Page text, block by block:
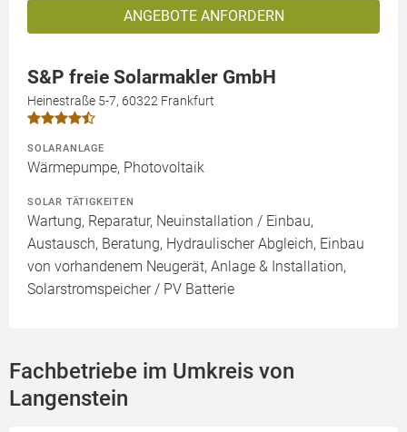
ANGEBOTE ANFORDERN
S&P freie Solarmakler GmbH
Heinestraße 5-7, 60322 Frankfurt
SOLARANLAGE
Wärmepumpe, Photovoltaik
SOLAR TÄTIGKEITEN
Wartung, Reparatur, Neuinstallation / Einbau,
Austausch, Beratung, Hydraulischer Abgleich, Einbau
von vorhandenem Neugerät, Anlage & Installation,
Solarstromspeicher / PV Batterie
Fachbetriebe im Umkreis von
Langenstein